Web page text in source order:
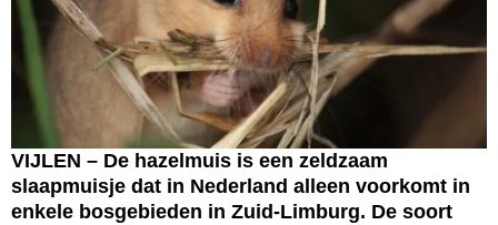
VIJLEN – De hazelmuis is een zeldzaam
slaapmuisje dat in Nederland alleen voorkomt in
enkele bosgebieden in Zuid-Limburg. De soort